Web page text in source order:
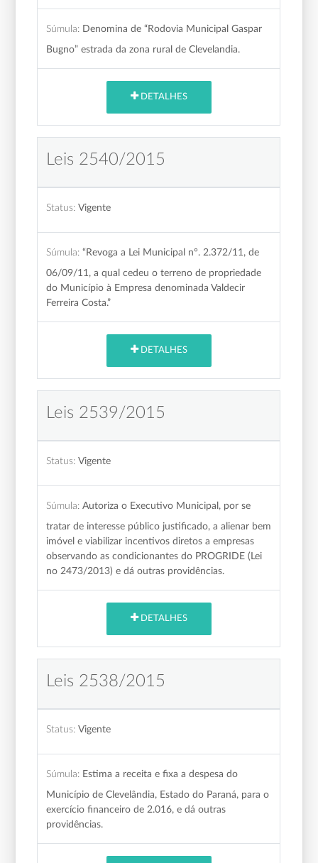
Súmula: Denomina de “Rodovia Municipal Gaspar
Bugno” estrada da zona rural de Clevelandia.
DETALHES
Leis 2540/2015
Status: Vigente
Súmula: “Revoga a Lei Municipal n°. 2.372/11, de
06/09/11, a qual cedeu o terreno de propriedade
do Município à Empresa denominada Valdecir
Ferreira Costa.”
DETALHES
Leis 2539/2015
Status: Vigente
Súmula: Autoriza o Executivo Municipal, por se
tratar de interesse público justificado, a alienar bem
imóvel e viabilizar incentivos diretos a empresas
observando as condicionantes do PROGRIDE (Lei
no 2473/2013) e dá outras providências.
DETALHES
Leis 2538/2015
Status: Vigente
Súmula: Estima a receita e fixa a despesa do
Município de Clevelândia, Estado do Paraná, para o
exercício financeiro de 2.016, e dá outras
providências.